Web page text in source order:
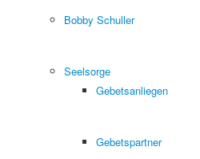
Bobby Schuller
Seelsorge
Gebetsanliegen
Gebetspartner